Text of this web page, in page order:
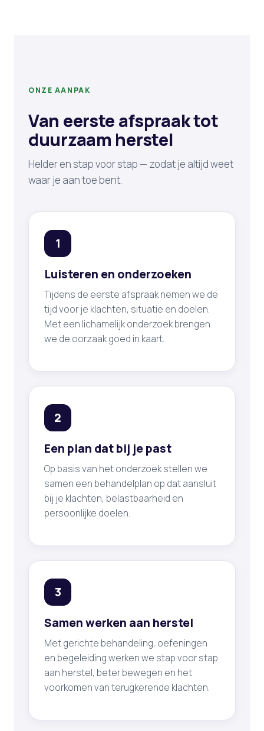
ONZE AANPAK
Van eerste afspraak tot
duurzaam herstel
Helder en stap voor stap — zodat je altijd weet
waar je aan toe bent.
1
Luisteren en onderzoeken
Tijdens de eerste afspraak nemen we de
tijd voor je klachten, situatie en doelen.
Met een lichamelijk onderzoek brengen
we de oorzaak goed in kaart.
2
Een plan dat bij je past
Op basis van het onderzoek stellen we
samen een behandelplan op dat aansluit
bij je klachten, belastbaarheid en
persoonlijke doelen.
3
Samen werken aan herstel
Met gerichte behandeling, oefeningen
en begeleiding werken we stap voor stap
aan herstel, beter bewegen en het
voorkomen van terugkerende klachten.